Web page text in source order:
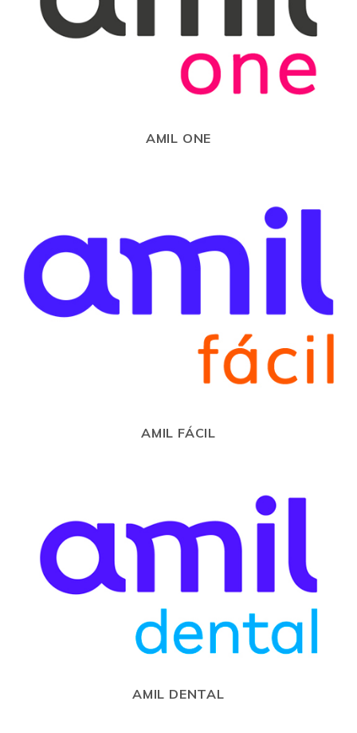
AMIL ONE
AMIL FÁCIL
AMIL DENTAL